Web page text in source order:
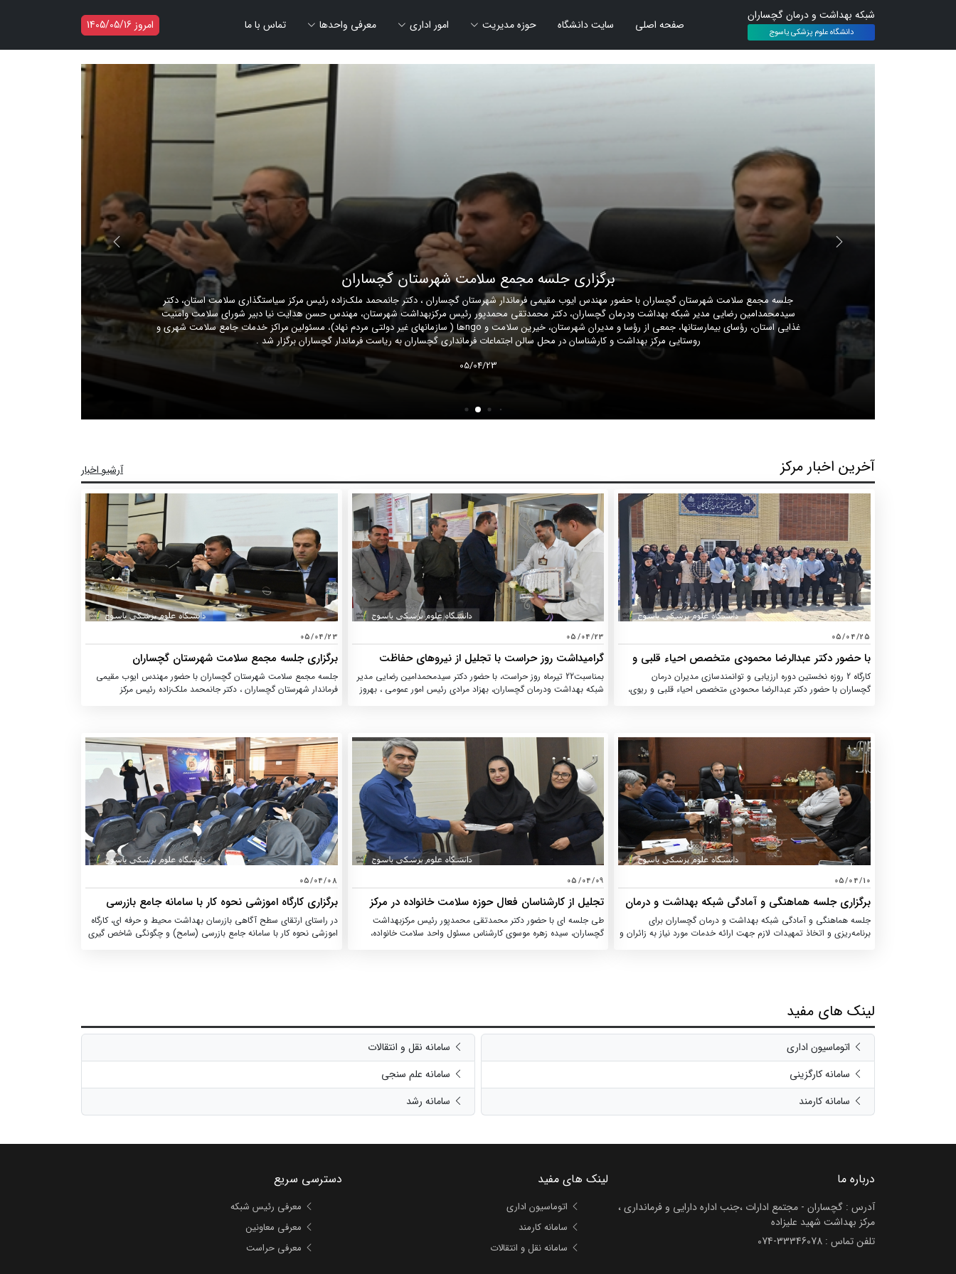
شبکه بهداشت و درمان گچساران
دانشگاه علوم پزشکی یاسوج صفحه اصلی سایت دانشگاه حوزه مدیریت امور اداری معرفی واحدها تماس با ما امروز 1405/05/16
برگزاری جلسه مجمع سلامت شهرستان گچساران
جلسه مجمع سلامت شهرستان گچساران با حضور مهندس ایوب مقیمی فرماندار شهرستان گچساران ، دکتر جانمحمد ملک‌زاده رئیس مرکز سیاستگذاری سلامت استان، دکتر
سیدمحمدامین رضایی مدیر شبکه بهداشت ودرمان گچساران، دکتر محمدتقی محمدپور رئیس مرکزبهداشت شهرستان، مهندس حسن هدایت نیا دبیر شورای سلامت وامنیت
غذایی استان، رؤسای بیمارستانها، جمعی از رؤسا و مدیران شهرستان، خیرین سلامت و ngoها ( سازمانهای غیر دولتی مردم نهاد)، مسئولین مراکز خدمات جامع سلامت شهری و
روستایی مرکز بهداشت و کارشناسان در محل سالن اجتماعات فرمانداری گچساران به ریاست فرماندار گچساران برگزار شد .
05/04/23
آخرین اخبار مرکز آرشیو اخبار
05/04/25
با حضور دکتر عبدالرضا محمودی متخصص احیاء قلبی و
ریوی، نخستین دوره ارزیابی و توانمندسازی مدیران درمان
در گچساران برگزار شد
کارگاه 2 روزه نخستین دوره ارزیابی و توانمندسازی مدیران درمان
گچساران با حضور دکتر عبدالرضا محمودی متخصص احیاء قلبی و ریوی،
بی بی حکیمه گچساران به عنوان مدرس جهت سوپروایزرها و مسئولین
بخش‌های بالینی و پاراکلینیک مراکز درمانی شهرستان گچساران برگزار شد.
05/04/23
گرامیداشت روز حراست با تجلیل از نیروهای حفاظت
فیزیکی در شبکه بهداشت گچسارانبمناسبت22 تیرماه روز حراست، با حضور دکتر سیدمحمدامین رضایی مدیر
شبکه بهداشت ودرمان گچساران، بهزاد مرادی رئیس امور عمومی ، بهروز
05/04/23
برگزاری جلسه مجمع سلامت شهرستان گچساران
جلسه مجمع سلامت شهرستان گچساران با حضور مهندس ایوب مقیمی
فرماندار شهرستان گچساران ، دکتر جانمحمد ملک‌زاده رئیس مرکز
استان، رؤسای بیمارستانها، جمعی از رؤسا و مدیران شهرستان، خیرین
سلامت و ngoها ( سازمانهای غیر دولتی مردم نهاد)، مسئولین مراکز
خدمات جامع سلامت شهری و روستایی مرکز بهداشت و کارشناسان در
محل سالن اجتماعات فرمانداری گچساران به ریاست فرماندار گچساران
برگزار شد .
05/04/10
برگزاری جلسه هماهنگی و آمادگی شبکه بهداشت و درمان
گچساران برای خدمت‌ رسانی در مراسم تشییع رهبر شهید
انقلاب
جلسه هماهنگی و آمادگی شبکه بهداشت و درمان گچساران برای
برنامه‌ریزی و اتخاذ تمهیدات لازم جهت ارائه خدمات مورد نیاز به زائران و
05/04/09
تجلیل از کارشناسان فعال حوزه سلامت خانواده در مرکز
بهداشت گچساران
طی جلسه ای با حضور دکتر محمدتقی محمدپور رئیس مرکزبهداشت
گچساران، سیده زهره موسوی کارشناس مسئول واحد سلامت خانواده،
05/04/08
برگزاری کارگاه اموزشی نحوه کار با سامانه جامع بازرسی
(سامح) ویژه کارشناسان بهداشت محیط در گچساران برگزار
شد.
در راستای ارتقای سطح آگاهی بازرسان بهداشت محیط و حرفه ای، کارگاه
اموزشی نحوه کار با سامانه جامع بازرسی (سامح) و چگونگی شاخص گیری
لینک های مفید
اتوماسیون اداری
سامانه کارگزینی
سامانه کارمند
سامانه نقل و انتقالات
سامانه علم سنجی
سامانه رشد
درباره ما
آدرس : گچساران - مجتمع ادارات ،جنب اداره دارایی و فرمانداری ،
مرکز بهداشت شهید علیزاده
تلفن تماس : 074-33346078
لینک های مفید
اتوماسیون اداری
سامانه کارمند
سامانه نقل و انتقالات
دسترسی سریع
معرفی رئیس شبکه
معرفی معاونین
معرفی حراست